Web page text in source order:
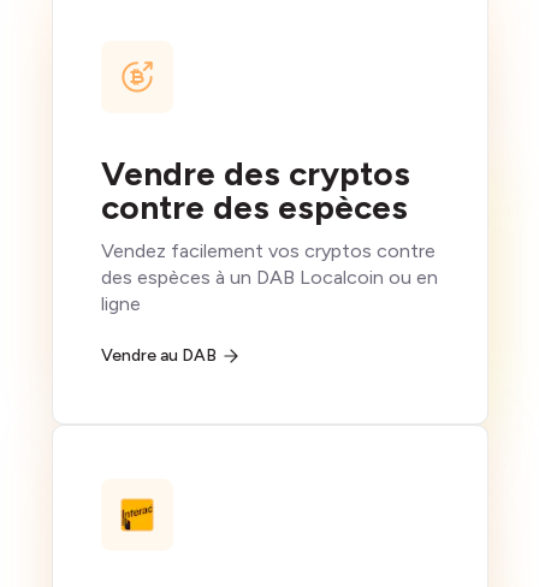
Vendre des cryptos
contre des espèces
Vendez facilement vos cryptos contre
des espèces à un DAB Localcoin ou en
ligne
Vendre au DAB